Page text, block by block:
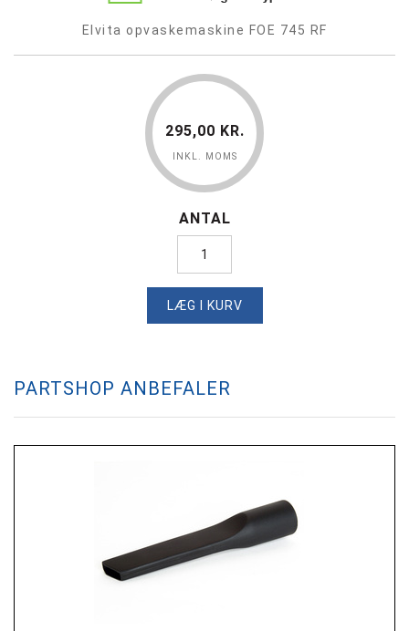
Elvita opvaskemaskine FOE 745 RF
295,00 KR.
INKL. MOMS
ANTAL
LÆG I KURV
PARTSHOP ANBEFALER